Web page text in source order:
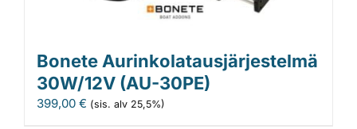
Bonete Aurinkolataus­järjestelmä
30W/12V (AU-30PE)
399,00 € (sis. alv 25,5%)